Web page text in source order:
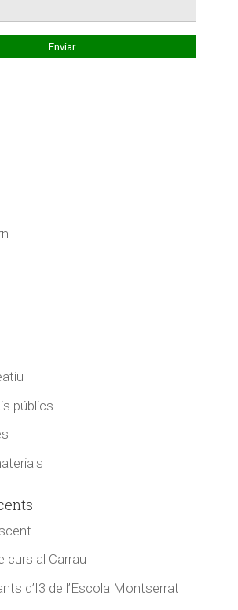
públics
curs al Carrau
d’I3 de l’Escola Montserrat